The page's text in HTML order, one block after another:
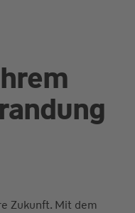
Zukunft. Mit dem